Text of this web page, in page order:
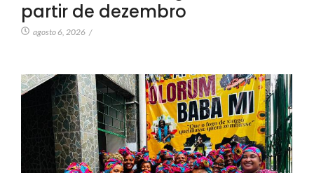
partir de dezembro
agosto 6, 2026 /